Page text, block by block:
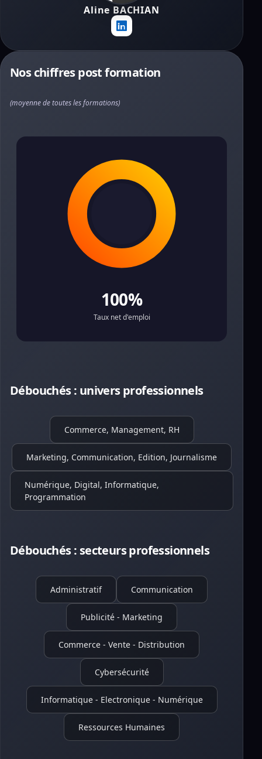
Aline BACHIAN
Nos chiffres post formation
(moyenne de toutes les formations)
100%
Taux net d'emploi
Débouchés : univers professionnels
Commerce, Management, RH
Marketing, Communication, Edition, Journalisme
Numérique, Digital, Informatique,
Programmation
Débouchés : secteurs professionnels
Administratif Communication
Publicité - Marketing
Commerce - Vente - Distribution
Cybersécurité
Informatique - Electronique - Numérique
Ressources Humaines